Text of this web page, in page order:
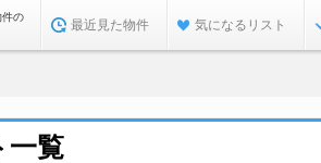
件の
最近見た物件 気になるリスト
一覧